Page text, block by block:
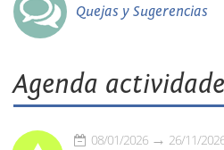
Quejas y Sugerencias
Agenda
08/01/2026 26/11/